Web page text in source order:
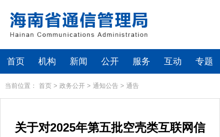
首页 机构 新闻 公开 服务 互动 专题
当前位置： 首页 > 政务公开 > 通知公告 > 通告
关于对2025年第五批空壳类互联网信